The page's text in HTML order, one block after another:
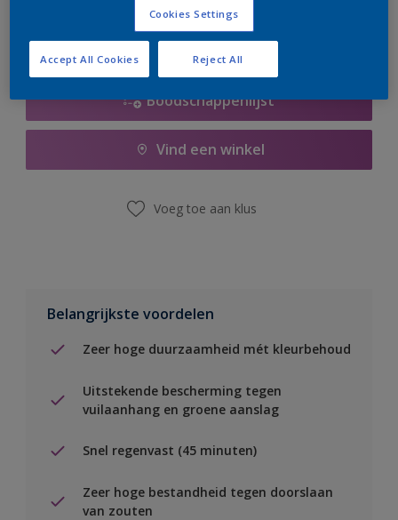
Boodschappenlijst
Vind een winkel
Voeg toe aan klus
Belangrijkste voordelen
Zeer hoge duurzaamheid mét kleurbehoud
Uitstekende bescherming tegen
vuilaanhang en groene aanslag
Snel regenvast (45 minuten)
Zeer hoge bestandheid tegen doorslaan
van zouten
Cookies Settings
Reject All
Accept All Cookies